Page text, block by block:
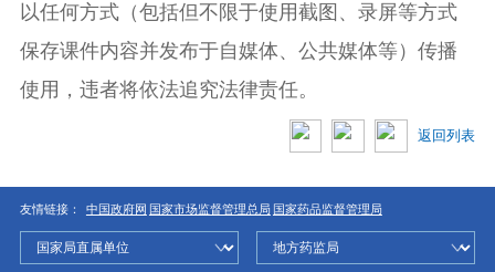
以任何方式（包括但不限于使用截图、录屏等方式
保存课件内容并发布于自媒体、公共媒体等）传播
使用，违者将依法追究法律责任。
返回列表
友情链接： 中国政府网 国家市场监督管理总局 国家药品监督管理局